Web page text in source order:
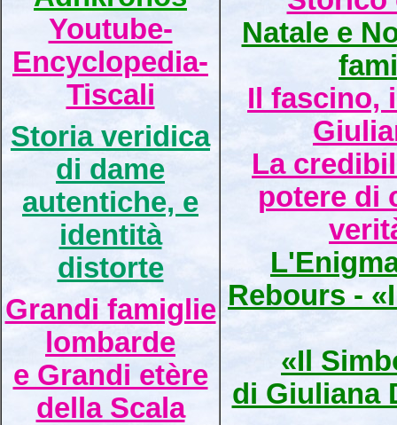
Youtube-
Encyclopedia-
Tiscali
Storia veridica
di dame
autentiche, e
identità
distorte
Grandi famiglie
lombarde
e Grandi etère
della Scala
Natale e
Il fascino,
La
potere di
Rebours -
«Il
di Giuliana